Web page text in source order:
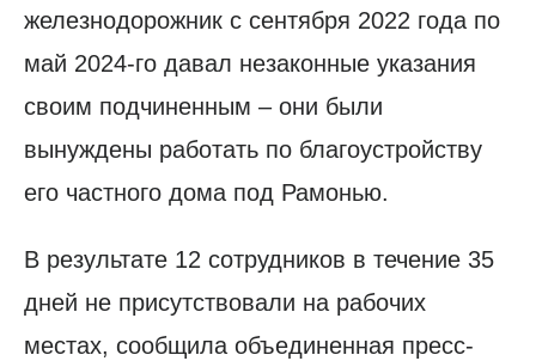
железнодорожник с сентября 2022 года по
май 2024-го давал незаконные указания
своим подчиненным – они были
вынуждены работать по благоустройству
его частного дома под Рамонью.
В результате 12 сотрудников в течение 35
дней не присутствовали на рабочих
местах, сообщила объединенная пресс-